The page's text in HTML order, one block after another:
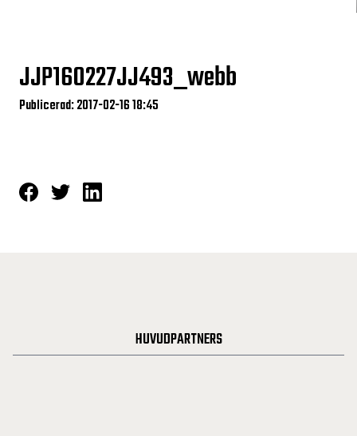
JJP160227JJ493_webb
Publicerad: 2017-02-16 18:45
HUVUDPARTNERS